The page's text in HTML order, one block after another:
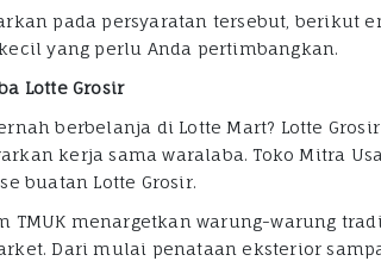
pada persyaratan tersebut, berikut
yang perlu Anda pertimbangkan.
Lotte Grosir
berbelanja di Lotte Mart? Lotte
kerja sama waralaba. Toko Mitra
buatan Lotte Grosir.
TMUK menargetkan warung-warung
Dari mulai penataan eksterior